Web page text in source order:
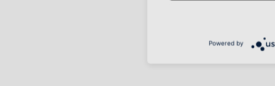
Powered by